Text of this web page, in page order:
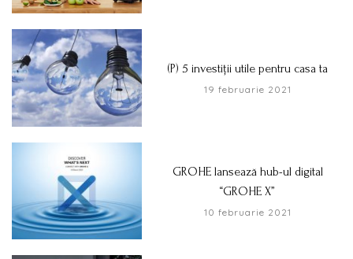
(P) 5 investiții utile pentru casa ta
19 februarie 2021
GROHE lansează hub-ul digital
“GROHE X”
10 februarie 2021